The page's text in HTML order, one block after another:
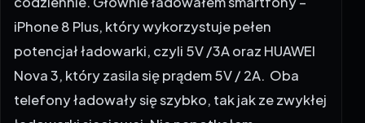
iPhone 8 Plus, który wykorzystuje pełen
potencjał ładowarki, czyli 5V /3A oraz HUAWEI
Nova 3, który zasila się prądem 5V / 2A. Oba
telefony ładowały się szybko, tak jak ze zwykłej
ładowarki sieciowej. Nie napotkałem